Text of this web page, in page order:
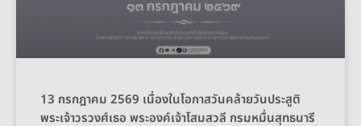
13 กรกฎาคม 2569 เนื่องในโอกาสวันคล้ายวันประสูติ
พระเจ้าวรวงศ์เธอ พระองค์เจ้าโสมสวลี กรมหมื่นสุทธนารี